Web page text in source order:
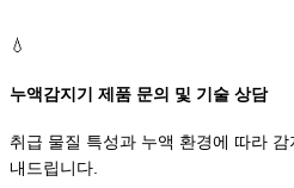
💧
누액감지기 제품 문의 및 기술 상담
취급 물질 특성과 누액 환경에 따라
내드립니다.